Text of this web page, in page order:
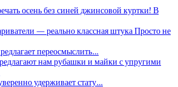
осень без синей джинсовой куртки! В
— реально классная штука Просто не
переосмыслить…
нам рубашки и майки с упругими
удерживает стату…